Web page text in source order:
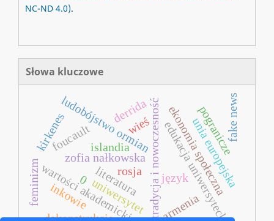
NC-ND 4.0).
Słowa kluczowe
rosja tradycja i nowoczesność
ludobójstwo ormian
0 literatura
zofia nałkowska
uniwersytet
wartości akademickie edukacja uniwersytecka
dekonstrukcja
ekonomia społeczna
derrida
foucault
językunia europejska
armenia
islandia
kirkenes pogranicze
inkowie
fake news
feminizm
wieś